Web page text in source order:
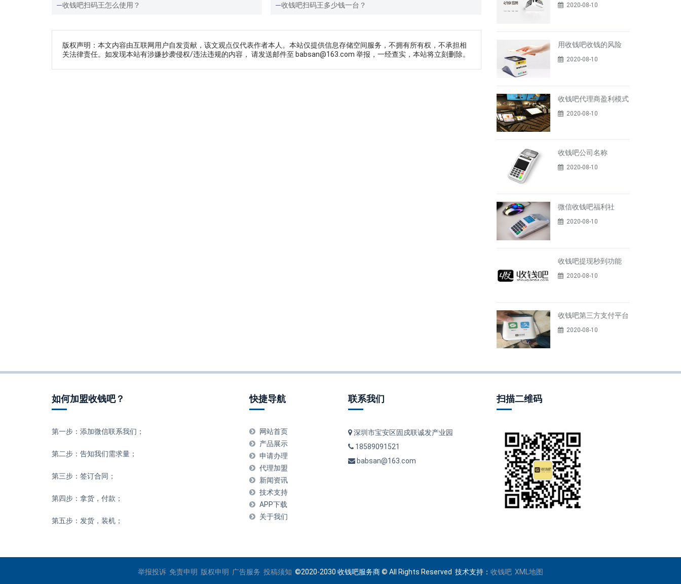
收钱吧扫码王怎么使用？ 收钱吧扫码王多少钱一台？
版权声明：本文内容由互联网用户自发贡献，该文观点仅代表作者本人。本站仅提供信息存储空间服务，不拥有所有权，不承担相
关法律责任。如发现本站有涉嫌抄袭侵权/违法违规的内容， 请发送邮件至 babsan@163.com 举报，一经查实，本站将立刻删除。
2020-08-10
用收钱吧收钱的风险
2020-08-10
收钱吧代理商盈利模式
2020-08-10
收钱吧公司名称
2020-08-10
微信收钱吧福利社
2020-08-10
收钱吧提现秒到功能
2020-08-10
收钱吧第三方支付平台
2020-08-10
如何加盟收钱吧？
第一步：添加微信联系我们；
第二步：告知我们需求量；
第三步：签订合同；
第四步：拿货，付款；
第五步：发货，装机；
快捷导航
网站首页
产品展示
申请办理
代理加盟
新闻资讯
技术支持
APP下载
关于我们
联系我们
深圳市宝安区固戍联诚发产业园
18589091521
babsan@163.com
扫描二维码
举报投诉 免责申明 版权申明 广告服务 投稿须知 ©2020-2030 收钱吧服务商 © All Rights Reserved 技术支持： 收钱吧 XML地图